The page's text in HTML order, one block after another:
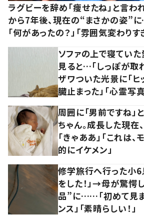
ラグビーを辞め「痩せたね」と言
から7年後、現在の“まさかの姿”に
「何があったの？」「雰囲気変わりす
ソファの上で寝ていた
見ると…「しっぽが取
ザワついた光景に「ヒ
臓止まった」「心霊写
周囲に「男前ですね」
ちゃん。成長した現
「きゃああ」「これは、
的にイケメン」
修学旅行へ行った小6
をした！」→母が驚愕
品”に……「初めて見ま
ンス」「素晴らしい！」